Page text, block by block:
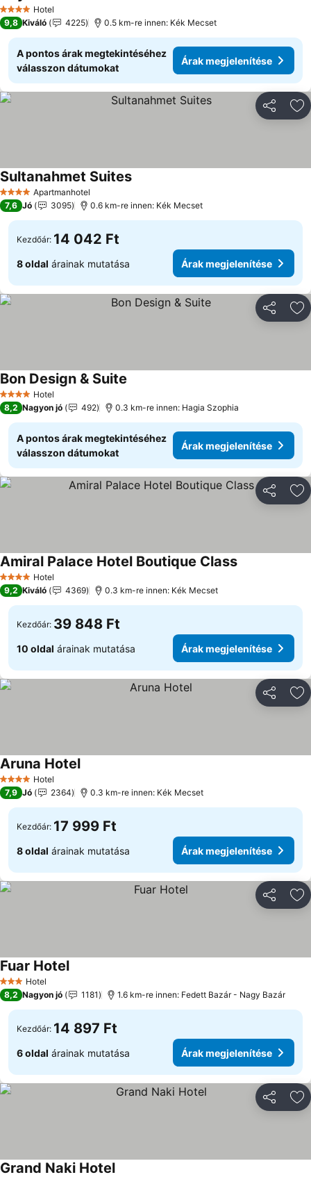
4 KategóriaHotel
9,8 Kiváló 4225 0.5 km-re innen: Kék Mecset
A pontos árak megtekintéséhez
válasszon dátumokat
Árak megjelenítése
4 KategóriaApartmanhotel
Sultanahmet Suites
7,6 Jó 3095 0.6 km-re innen: Kék Mecset
Kezdőár: 14 042 Ft
8 oldal árainak mutatása Árak megjelenítése
4 KategóriaHotel
Bon Design & Suite
8,2 Nagyon jó 492 0.3 km-re innen: Hagia Szophia
A pontos árak megtekintéséhez
válasszon dátumokat
Árak megjelenítése
4 KategóriaHotel
Amiral Palace Hotel Boutique Class
9,2 Kiváló 4369 0.3 km-re innen: Kék Mecset
Kezdőár: 39 848 Ft
10 oldal árainak mutatása Árak megjelenítése
4 KategóriaHotel
Aruna Hotel
7,9 Jó 2364 0.3 km-re innen: Kék Mecset
Kezdőár: 17 999 Ft
8 oldal árainak mutatása Árak megjelenítése
3 Kategória
Hotel
Fuar Hotel
8,2 Nagyon jó 1181 1.6 km-re innen: Fedett Bazár - Nagy Bazár
Kezdőár: 14 897 Ft
6 oldal árainak mutatása Árak megjelenítése
Grand Naki Hotel